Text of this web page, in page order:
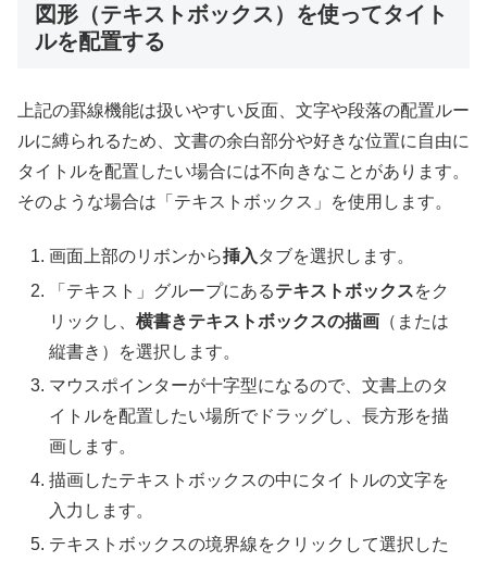
図形（テキストボックス）を使ってタイト
ルを配置する
上記の罫線機能は扱いやすい反面、文字や段落の配置ルー
ルに縛られるため、文書の余白部分や好きな位置に自由に
タイトルを配置したい場合には不向きなことがあります。
そのような場合は「テキストボックス」を使用します。
画面上部のリボンから挿入 タブを選択します。
「テキスト」グループにあるテキストボックスをク
リックし、横書きテキストボックスの描画 （または
縦書き）を選択します。
マウスポインターが十字型になるので、文書上のタ
イトルを配置したい場所でドラッグし、長方形を描
画します。
描画したテキストボックスの中にタイトルの文字を
入力します。
テキストボックスの境界線をクリックして選択した